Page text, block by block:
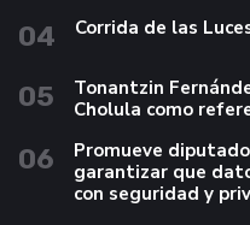
04 Corrida de las
05
Tonantzin
Cholula como
06
Promueve
garantizar que
con seguridad y